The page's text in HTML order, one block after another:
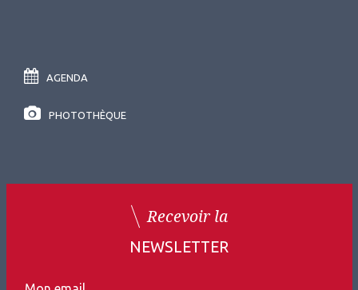
AGENDA
PHOTOTHÈQUE
Recevoir la
NEWSLETTER